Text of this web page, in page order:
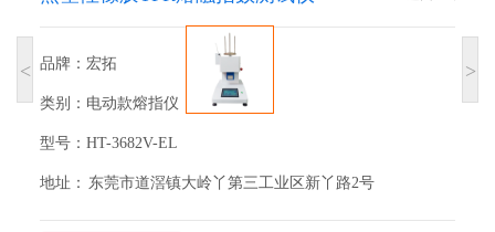
< >
品牌：宏拓
类别：电动款熔指仪
型号：HT-3682V-EL
地址： 东莞市道滘镇大岭丫第三工业区新丫路2号